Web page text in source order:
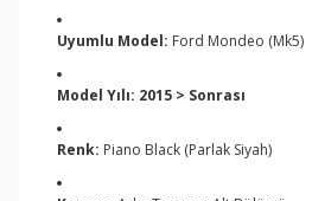
Uyumlu Model: Ford Mondeo (Mk5)
Model Yılı: 2015 > Sonrası
Renk: Piano Black (Parlak Siyah)